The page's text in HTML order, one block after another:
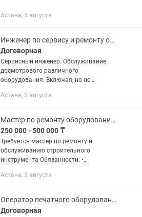
Астана, 4 августа
Инженер по сервису и ремонту оборудования
Договорная
Сервисный инженер. Обслуживание
досмотрового различного
оборудования. Включая, но не
досмотру багажа, металлодетекторы,
Астана, 3 августа
Мастер по ремонту оборудования, техники
250 000 - 500 000 ₸
Требуется мастер по ремонту и
обслуживанию строительного
инструмента Обязанности: •
электроинструмента (перфораторы,
т.д.). • Проверка...
Астана, 2 августа
Оператор печатного оборудования
Договорная